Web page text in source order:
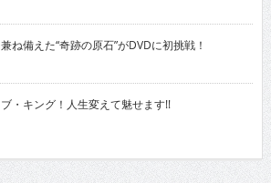
備えた“奇跡の原石”がDVDに初挑戦！
・キング！人生変えて魅せます!!